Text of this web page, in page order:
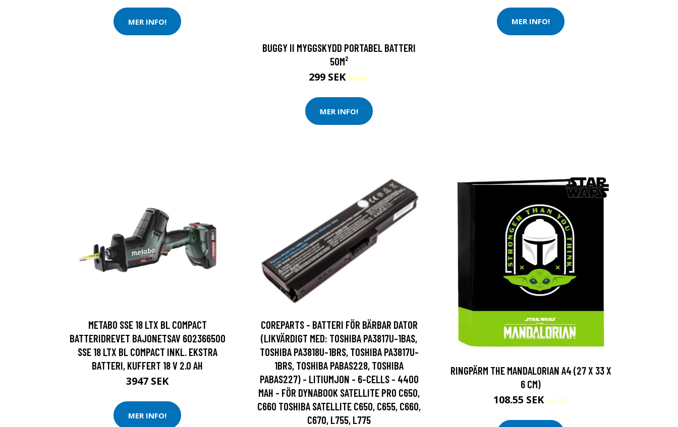
MER INFO!
BUGGY II MYGGSKYDD PORTABEL BATTERI
50M²
299 SEK349 SEK
MER INFO!
MER INFO!
METABO SSE 18 LTX BL COMPACT
BATTERIDREVET BAJONETSAV 602366500
SSE 18 LTX BL COMPACT INKL. EKSTRA
BATTERI, KUFFERT 18 V 2.0 AH
3947 SEK
MER INFO!
COREPARTS - BATTERI FÖR BÄRBAR DATOR
(LIKVÄRDIGT MED: TOSHIBA PA3817U-1BAS,
TOSHIBA PA3818U-1BRS, TOSHIBA PA3817U-
1BRS, TOSHIBA PABAS228, TOSHIBA
PABAS227) - LITIUMJON - 6-CELLS - 4400
MAH - FÖR DYNABOOK SATELLITE PRO C650,
C660 TOSHIBA SATELLITE C650, C655, C660,
C670, L755, L775
RINGPÄRM THE MANDALORIAN A4 (27 X 33 X
6 CM)
108.55 SEK 109 SEK